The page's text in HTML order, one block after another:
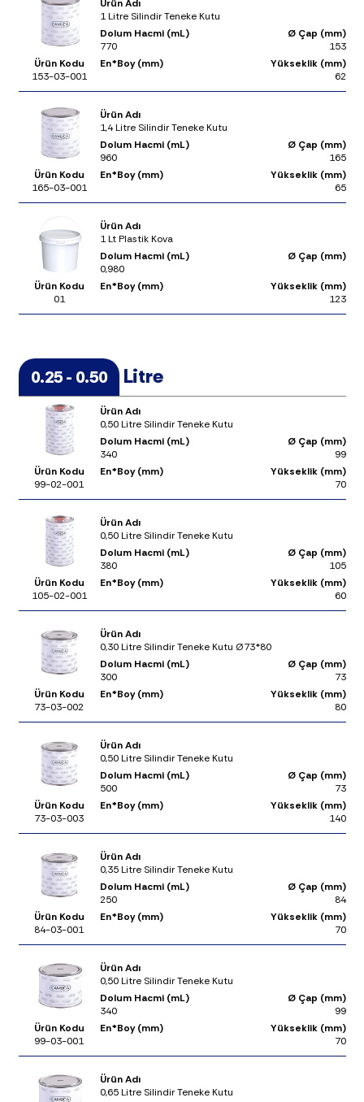
Ürün Adı
1 Litre Silindir Teneke Kutu
Dolum Hacmi (mL)
770
Ø Çap (mm)
153
Ürün Kodu
153-03-001
En*Boy (mm)
Yükseklik (mm)
62
Ürün Adı
1,4 Litre Silindir Teneke Kutu
Dolum Hacmi (mL)
960
Ø Çap (mm)
165
Ürün Kodu
165-03-001
En*Boy (mm)
Yükseklik (mm)
65
Ürün Adı
1 Lt Plastik Kova
Dolum Hacmi (mL)
0,980
Ø Çap (mm)
Ürün Kodu
01
En*Boy (mm)
Yükseklik (mm)
123
0.25 - 0.50 Litre
Ürün Adı
0,50 Litre Silindir Teneke Kutu
Dolum Hacmi (mL)
340
Ø Çap (mm)
99
Ürün Kodu
99-02-001
En*Boy (mm)
Yükseklik (mm)
70
Ürün Adı
0,50 Litre Silindir Teneke Kutu
Dolum Hacmi (mL)
380
Ø Çap (mm)
105
Ürün Kodu
105-02-001
En*Boy (mm)
Yükseklik (mm)
60
Ürün Adı
0,30 Litre Silindir Teneke Kutu Ø73*80
Dolum Hacmi (mL)
300
Ø Çap (mm)
73
Ürün Kodu
73-03-002
En*Boy (mm)
Yükseklik (mm)
80
Ürün Adı
0,50 Litre Silindir Teneke Kutu
Dolum Hacmi (mL)
500
Ø Çap (mm)
73
Ürün Kodu
73-03-003
En*Boy (mm)
Yükseklik (mm)
140
Ürün Adı
0,35 Litre Silindir Teneke Kutu
Dolum Hacmi (mL)
250
Ø Çap (mm)
84
Ürün Kodu
84-03-001
En*Boy (mm)
Yükseklik (mm)
70
Ürün Adı
0,50 Litre Silindir Teneke Kutu
Dolum Hacmi (mL)
340
Ø Çap (mm)
99
Ürün Kodu
99-03-001
En*Boy (mm)
Yükseklik (mm)
70
Ürün Adı
0,65 Litre Silindir Teneke Kutu